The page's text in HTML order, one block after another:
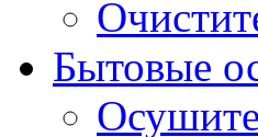
Бытовые